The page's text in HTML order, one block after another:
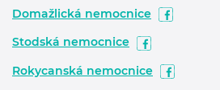
Domažlická nemocnice
Stodská nemocnice
Rokycanská nemocnice